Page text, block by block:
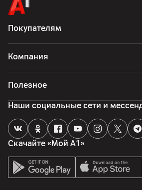
Покупателям
Компания
Полезное
Скачайте «Мой А1»
Наши социальные сети и